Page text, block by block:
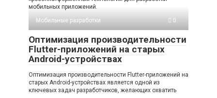
мобильных приложений.
Мобильные разработки
0
Оптимизация производительности
Flutter-приложений на старых
Android-устройствах
Оптимизация производительности Flutter-приложений на
старых Android-устройствах является одной из
ключевых задач разработчиков, желающих охватить